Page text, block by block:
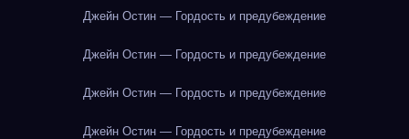
Джейн Остин — Гордость и предубеждение
Джейн Остин — Гордость и предубеждение
Джейн Остин — Гордость и предубеждение
Джейн Остин — Гордость и предубеждение